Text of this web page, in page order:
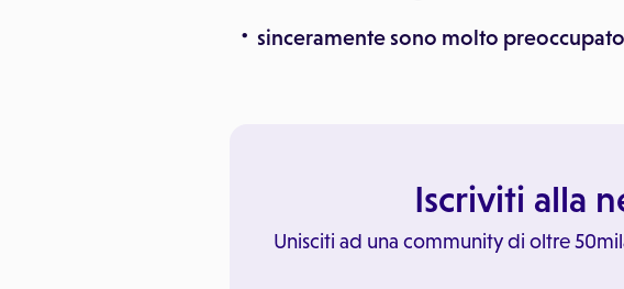
sinceramente sono molto
Iscriviti alla
Unisciti ad una community di oltre